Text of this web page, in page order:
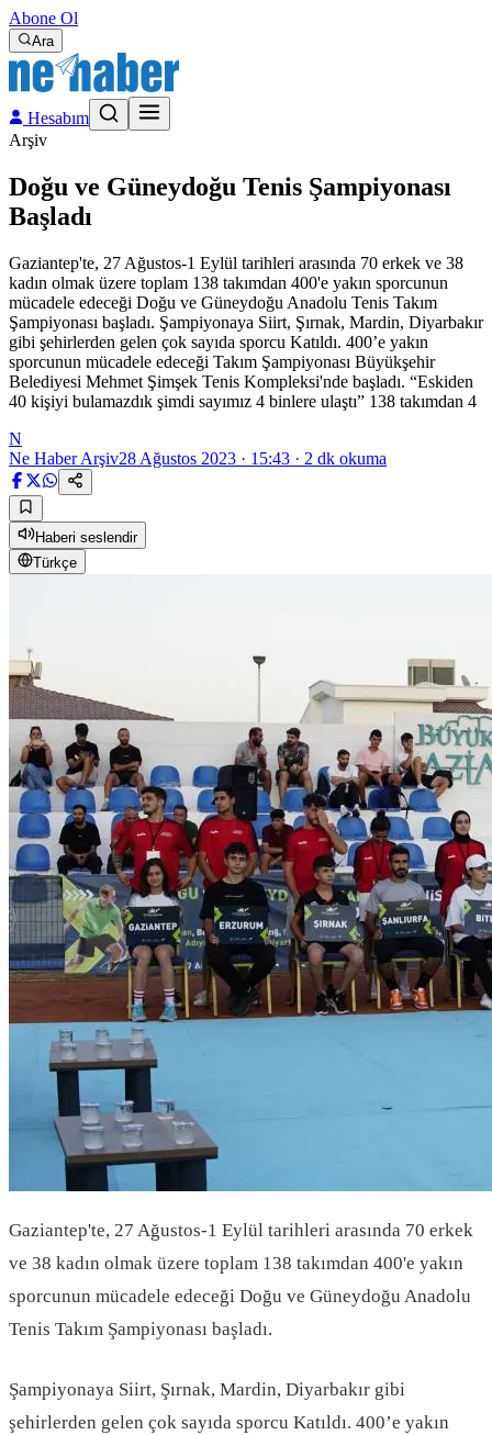
Abone Ol
Ara
Hesabım
Arşiv
Doğu ve Güneydoğu Tenis Şampiyonası
Başladı
Gaziantep'te, 27 Ağustos-1 Eylül tarihleri arasında 70 erkek ve 38
kadın olmak üzere toplam 138 takımdan 400'e yakın sporcunun
mücadele edeceği Doğu ve Güneydoğu Anadolu Tenis Takım
Şampiyonası başladı. Şampiyonaya Siirt, Şırnak, Mardin, Diyarbakır
gibi şehirlerden gelen çok sayıda sporcu Katıldı. 400’e yakın
sporcunun mücadele edeceği Takım Şampiyonası Büyükşehir
Belediyesi Mehmet Şimşek Tenis Kompleksi'nde başladı. “Eskiden
40 kişiyi bulamazdık şimdi sayımız 4 binlere ulaştı” 138 takımdan 4
N
Ne Haber Arşiv28 Ağustos 2023 · 15:43 · 2 dk okuma
Haberi seslendir
Türkçe
Gaziantep'te, 27 Ağustos-1 Eylül tarihleri arasında 70 erkek
ve 38 kadın olmak üzere toplam 138 takımdan 400'e yakın
sporcunun mücadele edeceği Doğu ve Güneydoğu Anadolu
Tenis Takım Şampiyonası başladı.
Şampiyonaya Siirt, Şırnak, Mardin, Diyarbakır gibi
şehirlerden gelen çok sayıda sporcu Katıldı. 400’e yakın